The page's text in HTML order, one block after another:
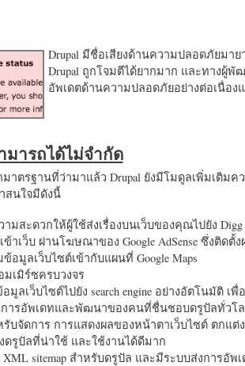
Drupal มีชื่อเสียงด้านความปลอดภัยมา
Drupal ถูกโจมตีได้ยากมาก และทางผู้พั
อัพเดตด้านความปลอดภัยอย่างต่อเนื่อง
มารถได้ไม่จำกัด
าตรฐานที่ว่ามาแล้ว Drupal ยังมีโมดูลเพิ่มเติมค
สนใจมีดังนี้
มสะดวกให้ผู้ใช้ส่งเรื่องบนเว็บของคุณไปยัง Digg
าเว็บ ผ่านโฆษณาของ Google AdSense ซึ่งติดตั้
อมูลเว็บไซต์เข้ากับแผนที่ Google Maps
เมิร์ซครบวงจร
มูลเว็บไซต์ไปยัง search engine อย่างอัตโนมัติ
ารอัพเดทและพัฒนาของคนที่ชื่นชอบดรูปัลทั่วโ
บจัดการ การแสดงผลของหน้าตาเว็บไซต์ ตกแต่
รูปัลที่น่าใช้ และใช้งานได้ดีมาก
sitemap สำหรับดรูปัล และมีระบบส่งการอัพเด